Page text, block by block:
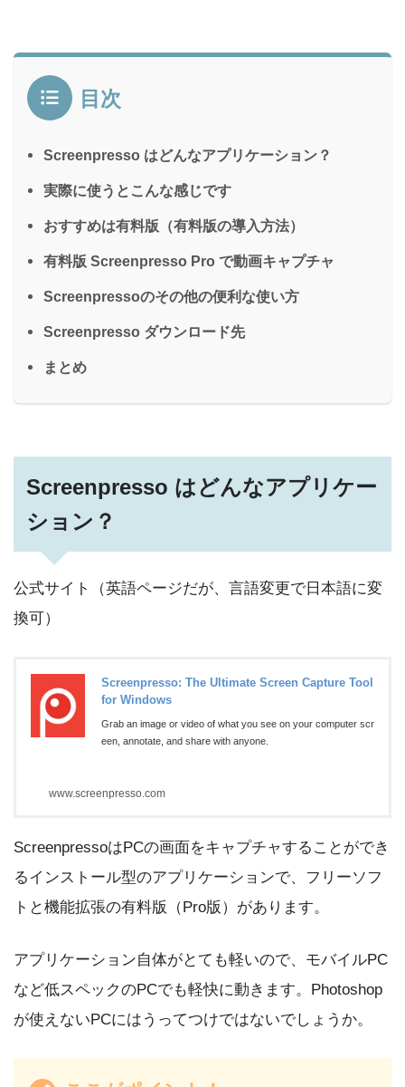
目次
Screenpresso はどんなアプリケーション？
実際に使うとこんな感じです
おすすめは有料版（有料版の導入方法）
有料版 Screenpresso Pro で動画キャプチャ
Screenpressoのその他の便利な使い方
Screenpresso ダウンロード先
まとめ
Screenpresso はどんなアプリケー
ション？
公式サイト（英語ページだが、言語変更で日本語に変
換可）
Screenpresso: The Ultimate Screen Capture Tool
for Windows
Grab an image or video of what you see on your computer scr
een, annotate, and share with anyone.
www.screenpresso.com
ScreenpressoはPCの画面をキャプチャすることができ
るインストール型のアプリケーションで、フリーソフ
トと機能拡張の有料版（Pro版）があります。
アプリケーション自体がとても軽いので、モバイルPC
など低スペックのPCでも軽快に動きます。Photoshop
が使えないPCにはうってつけではないでしょうか。